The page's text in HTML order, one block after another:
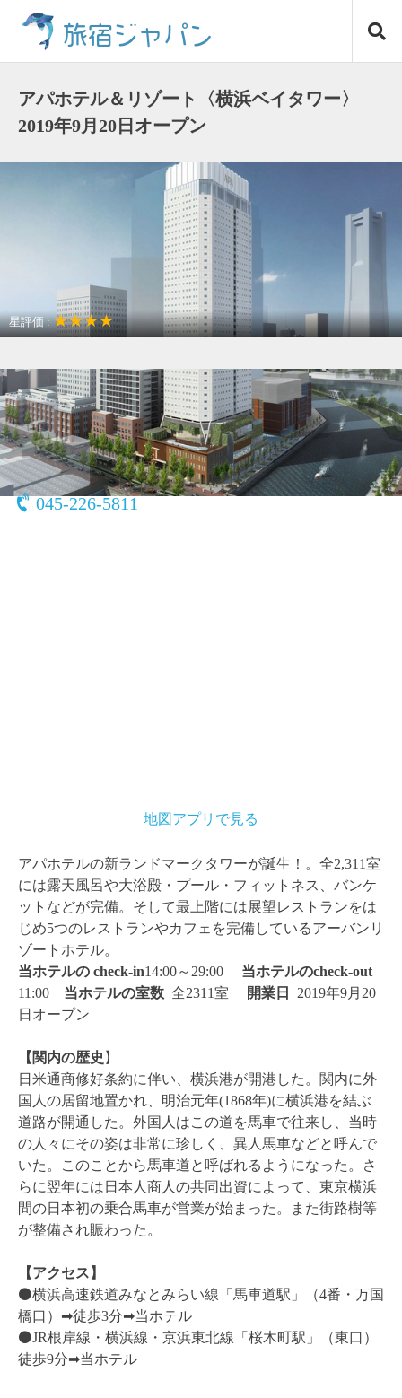
キ
旅宿ジャパン
アパホテル＆リゾート〈横浜ベイタワー〉
2019年9月20日オープン
星評価 :★★★★
観光名所が近い
〒231-0002
神奈川県 横浜市中区海岸通5丁目25番
045-226-5811
地図アプリで見る
アパホテルの新ランドマークタワーが誕生！。全2,311室
には露天風呂や大浴殿・プール・フィットネス、バンケ
ットなどが完備。そして最上階には展望レストランをは
じめ5つのレストランやカフェを完備しているアーバンリ
ゾートホテル。
当ホテルの check-in14:00～29:00 当ホテルのcheck-out
11:00 当ホテルの室数 全2311室 開業日
2019年9月20
日オープン
【関内の歴史 】
日米通商修好条約に伴い、横浜港が開港した。 関内に外
国人の居留地置かれ、明治元年(1868年)に横浜港を結ぶ
道路が開通した。外国人はこの道を馬車で往来し、当時
の人々にその姿は非常に珍しく、異人馬車などと呼んで
いた。このことから馬車道と呼ばれるようになった。さ
らに翌年には日本人商人の共同出資によって、東京横浜
間の日本初の乗合馬車が営業が始まった。また街路樹等
が整備され賑わった。
【アクセス】
⚫️横浜高速鉄道みなとみらい線「馬車道駅」（4番・万国
橋口）➡︎徒歩3分➡︎当ホテル
⚫️JR根岸線・横浜線・京浜東北線「桜木町駅」（東口）
徒歩9分➡︎当ホテル